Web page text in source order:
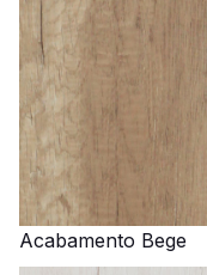
Acabamento Bege